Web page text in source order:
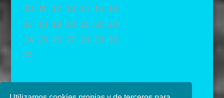
10
11 12 13 14 15
16
17
18 19 20 21 22
23
24
25 26 27 28 29 30
31